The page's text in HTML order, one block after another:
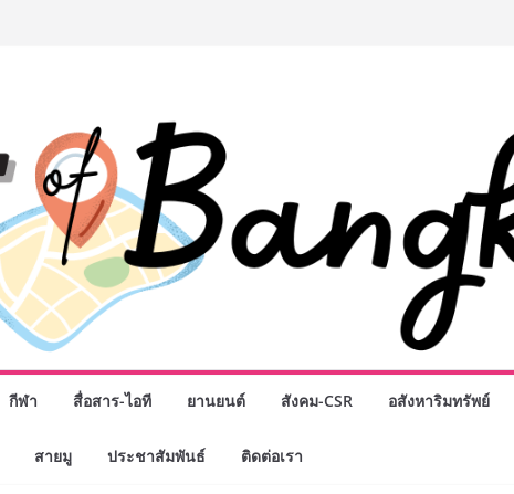
กีฬา สื่อสาร-ไอที ยานยนต์ สังคม-CSR อสังหาริมทรัพย์
สายมู ประชาสัมพันธ์ ติดต่อเรา